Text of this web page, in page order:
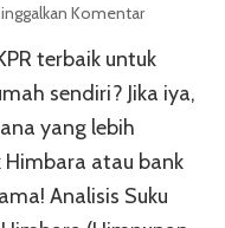
Komentarpada
Bunga
KPR
Bank
vs
Bank
Swasta
terbaik untuk
sendiri? Jika iya,
yang lebih
Himbara atau bank
Analisis Suku